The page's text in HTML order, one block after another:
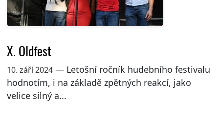
X. Oldfest
10. září 2024— Letošní ročník hudebního festivalu
hodnotím, i na základě zpětných reakcí, jako
velice silný a...